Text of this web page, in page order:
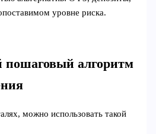
уровне риска.
алгоритм
можно использовать такой